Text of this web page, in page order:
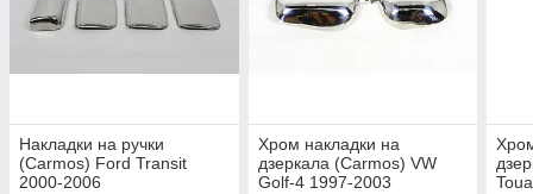
Накладки на ручки
(Carmos) Ford Transit
2000-2006
Хром накладки на
дзеркала (Carmos) VW
Golf-4 1997-2003